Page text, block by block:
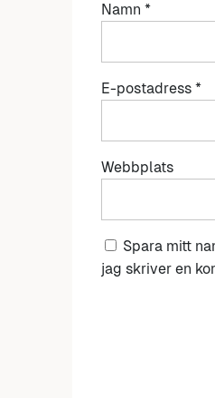
Namn *
E-postadress *
Webbplats
Spara mitt
jag skriver en